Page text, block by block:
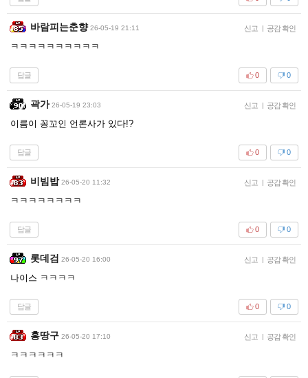
바람피는춘향 26-05-19 21:11 신고 | 공감 확인
ㅋㅋㅋㅋㅋㅋㅋㅋㅋㅋ
답글 0
0
곽가 26-05-19 23:03 신고 | 공감 확인
이름이 꽁꼬인 언론사가 있다!?
답글 0
0
비빔밥 26-05-20 11:32 신고 | 공감 확인
ㅋㅋㅋㅋㅋㅋㅋㅋ
답글 0
0
롯데검 26-05-20 16:00 신고 | 공감 확인
나이스 ㅋㅋㅋㅋ
답글 0
0
홍땅구 26-05-20 17:10 신고 | 공감 확인
ㅋㅋㅋㅋㅋㅋ